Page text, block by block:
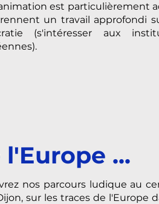
est particulièrement
un travail approfondi
(s'intéresser aux
...
nos parcours ludique au
sur les traces de l'Europe